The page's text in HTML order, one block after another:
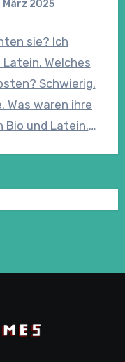
März 2025
sie? Ich
Welches
Schwierig.
Was waren ihre
Bio und Latein.